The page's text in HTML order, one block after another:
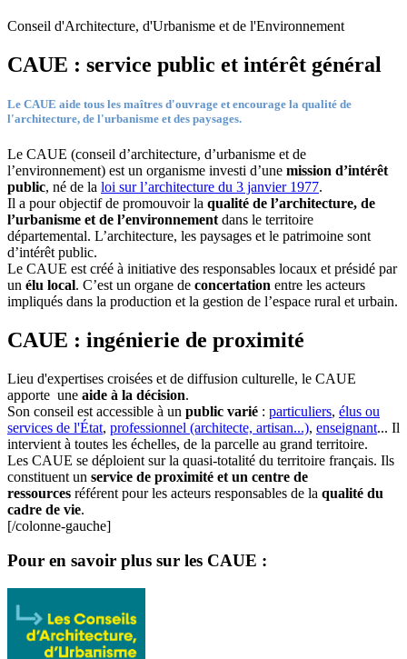
Conseil d'Architecture, d'Urbanisme et de l'Environnement
CAUE : service public et intérêt général
Le CAUE aide tous les maîtres d'ouvrage et encourage la qualité de
l'architecture, de l'urbanisme et des paysages.
Le CAUE (conseil d’architecture, d’urbanisme et de
l’environnement) est un organisme investi d’une mission d’intérêt
public, né de la loi sur l’architecture du 3 janvier 1977.
Il a pour objectif de promouvoir la qualité de l’architecture, de
l’urbanisme et de l’environnement dans le territoire
départemental. L’architecture, les paysages et le patrimoine sont
d’intérêt public.
Le CAUE est créé à initiative des responsables locaux et présidé par
un élu local. C’est un organe de concertation entre les acteurs
impliqués dans la production et la gestion de l’espace rural et urbain.
CAUE : ingénierie de proximité
Lieu d'expertises croisées et de diffusion culturelle, le CAUE
apporte une aide à la décision.
Son conseil est accessible à un public varié : particuliers, élus ou
services de l'État, professionnel (architecte, artisan...), enseignant... Il
intervient à toutes les échelles, de la parcelle au grand territoire.
Les CAUE se déploient sur la quasi-totalité du territoire français. Ils
constituent un service de proximité et un centre de
ressources référent pour les acteurs responsables de la qualité du
cadre de vie.
[/colonne-gauche]
Pour en savoir plus sur les CAUE :